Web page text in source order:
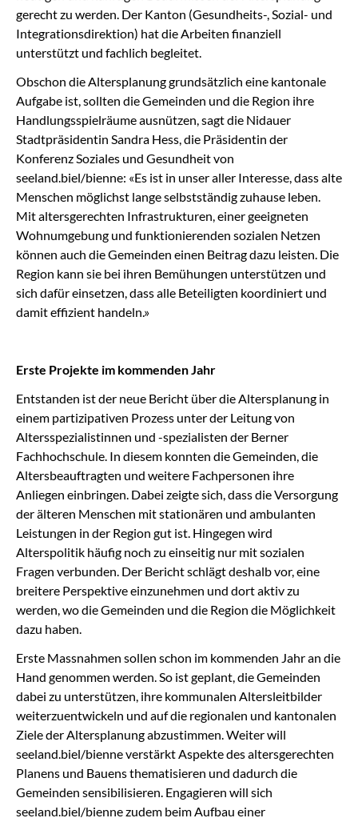
gerecht zu werden. Der Kanton (Gesundheits-, Sozial- und
Integrationsdirektion) hat die Arbeiten finanziell
unterstützt und fachlich begleitet.
Obschon die Altersplanung grundsätzlich eine kantonale
Aufgabe ist, sollten die Gemeinden und die Region ihre
Handlungsspielräume ausnützen, sagt die Nidauer
Stadtpräsidentin Sandra Hess, die Präsidentin der
Konferenz Soziales und Gesundheit von
seeland.biel/bienne: «Es ist in unser aller Interesse, dass alte
Menschen möglichst lange selbstständig zuhause leben.
Mit altersgerechten Infrastrukturen, einer geeigneten
Wohnumgebung und funktionierenden sozialen Netzen
können auch die Gemeinden einen Beitrag dazu leisten. Die
Region kann sie bei ihren Bemühungen unterstützen und
sich dafür einsetzen, dass alle Beteiligten koordiniert und
damit effizient handeln.»
Erste Projekte im kommenden Jahr
Entstanden ist der neue Bericht über die Altersplanung in
einem partizipativen Prozess unter der Leitung von
Altersspezialistinnen und -spezialisten der Berner
Fachhochschule. In diesem konnten die Gemeinden, die
Altersbeauftragten und weitere Fachpersonen ihre
Anliegen einbringen. Dabei zeigte sich, dass die Versorgung
der älteren Menschen mit stationären und ambulanten
Leistungen in der Region gut ist. Hingegen wird
Alterspolitik häufig noch zu einseitig nur mit sozialen
Fragen verbunden. Der Bericht schlägt deshalb vor, eine
breitere Perspektive einzunehmen und dort aktiv zu
werden, wo die Gemeinden und die Region die Möglichkeit
dazu haben.
Erste Massnahmen sollen schon im kommenden Jahr an die
Hand genommen werden. So ist geplant, die Gemeinden
dabei zu unterstützen, ihre kommunalen Altersleitbilder
weiterzuentwickeln und auf die regionalen und kantonalen
Ziele der Altersplanung abzustimmen. Weiter will
seeland.biel/bienne verstärkt Aspekte des altersgerechten
Planens und Bauens thematisieren und dadurch die
Gemeinden sensibilisieren. Engagieren will sich
seeland.biel/bienne zudem beim Aufbau einer